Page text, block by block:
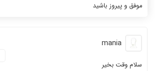
موفق و پیروز باشید
mania
سلام وقت بخیر